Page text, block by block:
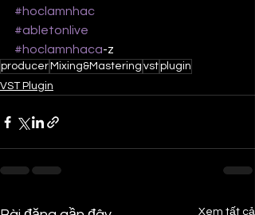
#hoclamnhac
#abletonlive
#hoclamnhaca-z
producer Mixing&Mastering vstplugin
VST Plugin
Xem tất cả